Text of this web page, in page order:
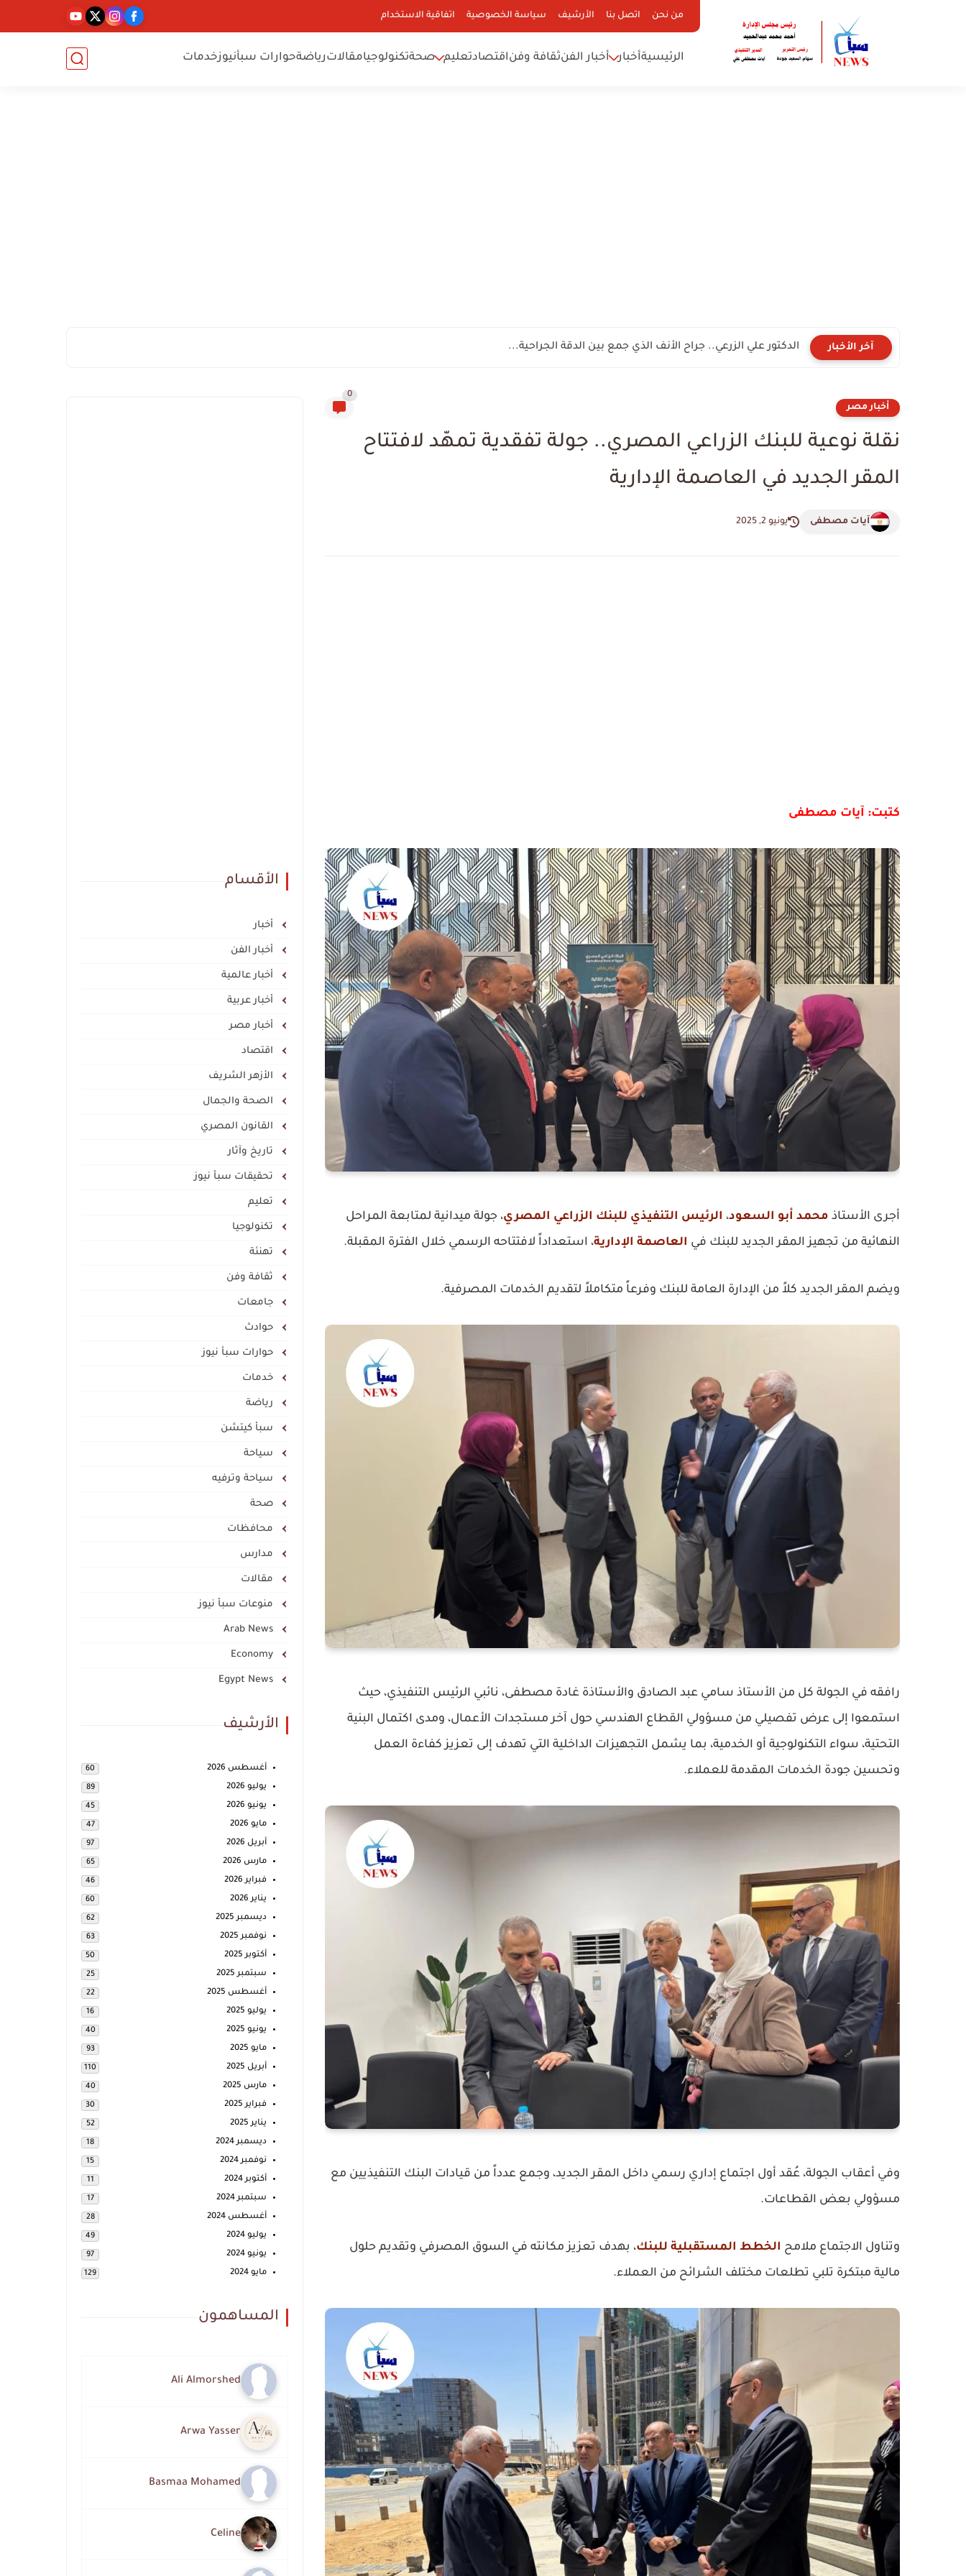
من نحن اتصل بنا الأرشيف سياسة الخصوصية اتفاقية الاستخدام
الرئيسيةأخبار أخبار الفنثقافة وفناقتصادتعليم صحةتكنولوجيامقالاترياضةحوارات سبأنيوزخدمات
آخر الأخبار الدكتور علي الزرعي.. جراح الأنف الذي جمع بين الدقة الجراحية...
أخبار مصر
0
نقلة نوعية للبنك الزراعي المصري.. جولة تفقدية تمهّد لافتتاح
المقر الجديد في العاصمة الإدارية
آيات مصطفى يونيو 2, 2025
كتبت: آيات مصطفى
أجرى الأستاذ محمد أبو السعود، الرئيس التنفيذي للبنك الزراعي المصري، جولة ميدانية لمتابعة المراحل
النهائية من تجهيز المقر الجديد للبنك في العاصمة الإدارية، استعداداً لافتتاحه الرسمي خلال الفترة المقبلة.
ويضم المقر الجديد كلاً من الإدارة العامة للبنك وفرعاً متكاملاً لتقديم الخدمات المصرفية.
رافقه في الجولة كل من الأستاذ سامي عبد الصادق والأستاذة غادة مصطفى، نائبي الرئيس التنفيذي، حيث
استمعوا إلى عرض تفصيلي من مسؤولي القطاع الهندسي حول آخر مستجدات الأعمال، ومدى اكتمال البنية
التحتية، سواء التكنولوجية أو الخدمية، بما يشمل التجهيزات الداخلية التي تهدف إلى تعزيز كفاءة العمل
وتحسين جودة الخدمات المقدمة للعملاء.
وفي أعقاب الجولة، عُقد أول اجتماع إداري رسمي داخل المقر الجديد، وجمع عدداً من قيادات البنك التنفيذيين مع
مسؤولي بعض القطاعات.
وتناول الاجتماع ملامح الخطط المستقبلية للبنك، بهدف تعزيز مكانته في السوق المصرفي وتقديم حلول
مالية مبتكرة تلبي تطلعات مختلف الشرائح من العملاء.
الأقسام
أخبار
أخبار الفن
أخبار عالمية
أخبار عربية
أخبار مصر
اقتصاد
الأزهر الشريف
الصحة والجمال
القانون المصري
تاريخ وآثار
تحقيقات سبأ نيوز
تعليم
تكنولوجيا
تهنئة
ثقافة وفن
جامعات
حوادث
حوارات سبأ نيوز
خدمات
رياضة
سبأ كيتشن
سياحة
سياحة وترفيه
صحة
محافظات
مدارس
مقالات
منوعات سبأ نيوز
Arab News
Economy
Egypt News
الأرشيف
أغسطس 2026 60
يوليو 2026 89
يونيو 2026 45
مايو 2026 47
أبريل 2026 97
مارس 2026 65
فبراير 2026 46
يناير 2026 60
ديسمبر 2025 62
نوفمبر 2025 63
أكتوبر 2025 50
سبتمبر 2025 25
أغسطس 2025 22
يوليو 2025 16
يونيو 2025 40
مايو 2025 93
أبريل 2025 110
مارس 2025 40
فبراير 2025 30
يناير 2025 52
ديسمبر 2024 18
نوفمبر 2024 15
أكتوبر 2024 11
سبتمبر 2024 17
أغسطس 2024 28
يوليو 2024 49
يونيو 2024 97
مايو 2024 129
المساهمون
Ali Almorshed
Arwa Yasser
Basmaa Mohamed
Celine